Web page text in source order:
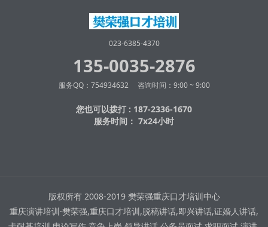
023-6385-4370
135-0035-2876
服务QQ：754934632 咨询时间：9:00 ~ 9:00
您也可以拨打 : 187-2336-1670
服务时间： 7x24小时
版权所有 2008-2019 樊荣强重庆口才培训中心
重庆演讲培训·樊荣强,重庆口才培训,脱稿讲话,即兴讲话,证婚人讲话,